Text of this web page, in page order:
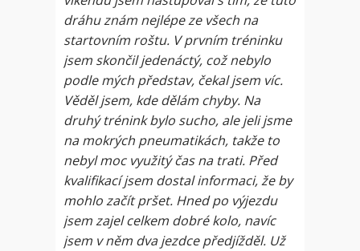
dráhu znám nejlépe ze všech na
startovním roštu. V prvním tréninku
jsem skončil jedenáctý, což nebylo
podle mých představ, čekal jsem víc.
Věděl jsem, kde dělám chyby. Na
druhý trénink bylo sucho, ale jeli jsme
na mokrých pneumatikách, takže to
nebyl moc využitý čas na trati. Před
kvalifikací jsem dostal informaci, že by
mohlo začít pršet. Hned po výjezdu
jsem zajel celkem dobré kolo, navíc
jsem v něm dva jezdce předjížděl. Už